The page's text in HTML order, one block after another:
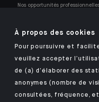
Nos opportunités
Retrouvez notre application mobile
À propos des cookies
Pour poursuivre et
veuillez accepter
de (a) d’élaborer des
anonymes (nombre de
consultées, fréquence,